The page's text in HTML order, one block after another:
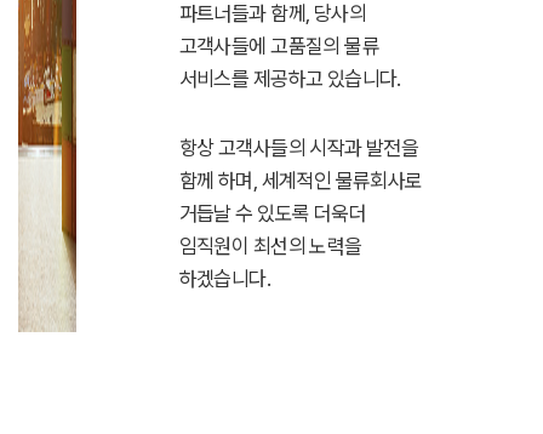
파트너들과 함께, 당사의
고객사들에 고품질의 물류
서비스를 제공하고 있습니다.
항상 고객사들의 시작과 발전을
함께 하며, 세계적인 물류회사로
거듭날 수 있도록 더욱더
임직원이 최선의 노력을
하겠습니다.